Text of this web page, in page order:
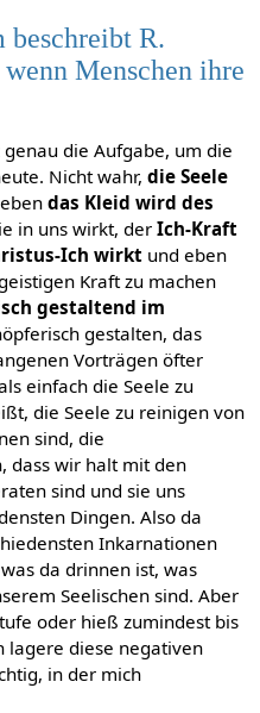
R.
Menschen ihre
die Aufgabe, um die
Nicht wahr, die Seele
das Kleid wird des
in uns wirkt, der Ich-Kraft
Ich wirktund eben
Kraft zu machen
gestaltend im
gestalten, das
Vorträgen öfter
einfach die Seele zu
die Seele zu reinigen von
sind, die
dass wir halt mit den
sind und sie uns
Dingen. Also da
Inkarnationen
da drinnen ist, was
Seelischen sind. Aber
oder hieß zumindest bis
lagere diese negativen
in der mich